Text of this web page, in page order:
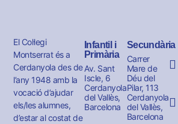
El Col·legi
Montserrat és a
Cerdanyola des de
l’any 1948 amb la
vocació d’ajudar
els/les alumnes,
d’estar al costat de
Infantil i
Primària
Av. Sant
Iscle, 6
Cerdanyola
del Vallès,
Barcelona
Secundària
Carrer
Mare de
Déu del
Pilar, 113
Cerdanyola
del Vallès,
Barcelona